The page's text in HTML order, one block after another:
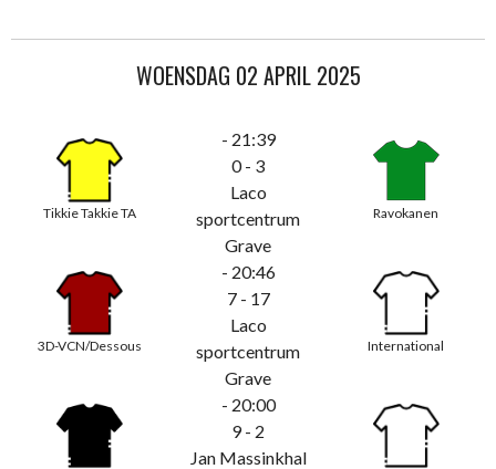
WOENSDAG 02 APRIL 2025
Tikkie Takkie TA
- 21:39
0 - 3
Laco
sportcentrum
Grave
Ravokanen
3D-VCN/Dessous
- 20:46
7 - 17
Laco
sportcentrum
Grave
International
- 20:00
9 - 2
Jan Massinkhal